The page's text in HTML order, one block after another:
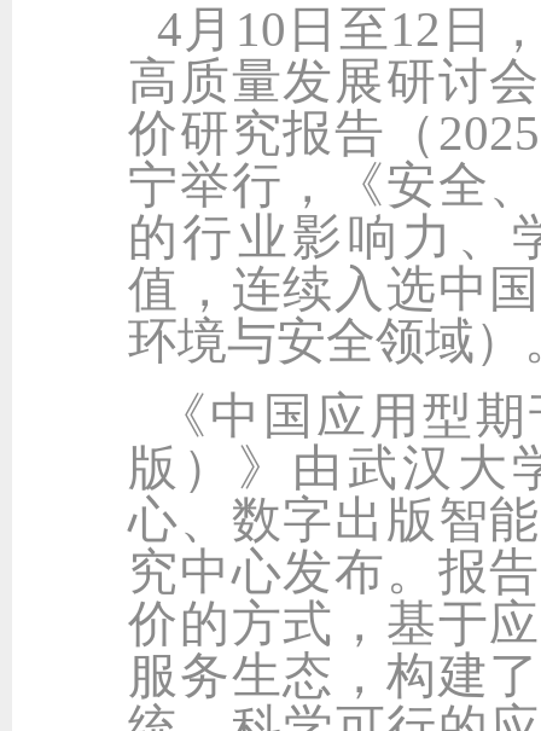
4月10日至12日
高质量发展研讨
价研究报告（
宁举行，《安全
的行业影响力、
值，连续入选中
环境与安全领域）
《中国应用型
版）》由武汉大
心、数字出版智
究中心发布。报
价的方式，基于
服务生态，构建